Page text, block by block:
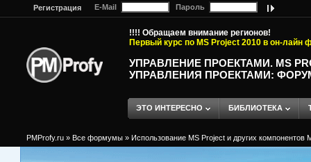
Регистрация E-Mail Пароль
!!!! Обращаем внимание регионов!
Первый курс по MS Project 2010 в он-лайн
УПРАВЛЕНИЕ ПРОЕКТАМИ. MS
УПРАВЛЕНИЯ ПРОЕКТАМИ:
ЭТО ИНТЕРЕСНО БИБЛИОТЕКА
PMProfy.ru » Все формумы » Использование MS Project и других компонентов